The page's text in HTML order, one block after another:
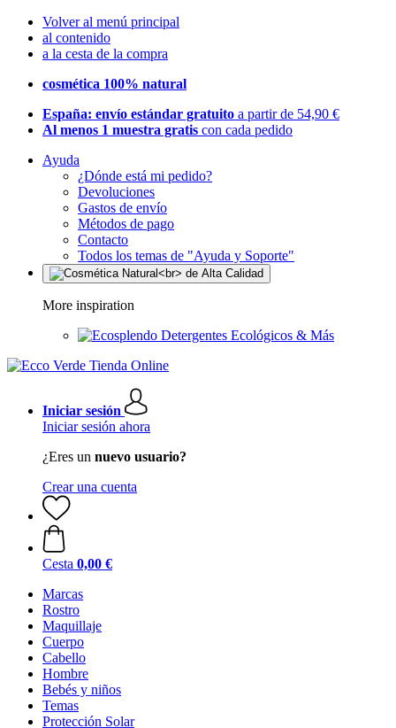
Volver al menú principal
al contenido
a la cesta de la compra
cosmética 100% natural
España: envío estándar gratuito a partir de 54,90 €
Al menos 1 muestra gratis con cada pedido
Ayuda
¿Dónde está mi pedido?
Devoluciones
Gastos de envío
Métodos de pago
Contacto
Todos los temas de "Ayuda y Soporte"
More inspiration
Detergentes Ecológicos & Más
Iniciar sesión
Iniciar sesión ahora
¿Eres un nuevo usuario?
Crear una cuenta
Cesta 0,00 €
Marcas
Rostro
Maquillaje
Cuerpo
Cabello
Hombre
Bebés y niños
Temas
Protección Solar